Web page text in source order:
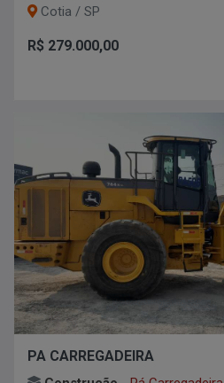
Cotia / SP
R$ 279.000,00
PA CARREGADEIRA